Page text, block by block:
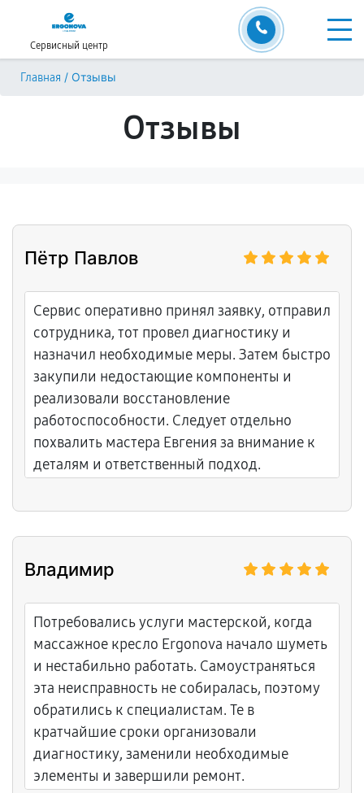
Сервисный центр
Главная / Отзывы
Отзывы
Пётр Павлов
Сервис оперативно принял заявку, отправил
сотрудника, тот провел диагностику и
назначил необходимые меры. Затем быстро
закупили недостающие компоненты и
реализовали восстановление
работоспособности. Следует отдельно
похвалить мастера Евгения за внимание к
деталям и ответственный подход.
Владимир
Потребовались услуги мастерской, когда
массажное кресло Ergonova начало шуметь
и нестабильно работать. Самоустраняться
эта неисправность не собиралась, поэтому
обратились к специалистам. Те в
кратчайшие сроки организовали
диагностику, заменили необходимые
элементы и завершили ремонт.